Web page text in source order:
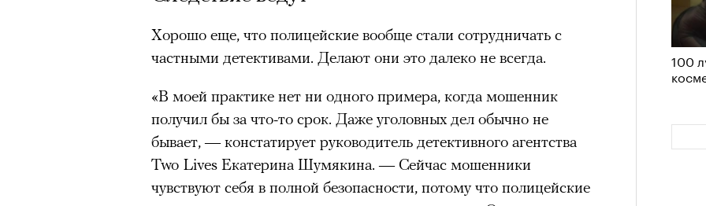
100
Хорошо еще, что полицейские вообще стали сотрудничать с
частными детективами. Делают они это далеко не всегда.
«В моей практике нет ни одного примера, когда мошенник
получил бы за что-то срок. Даже уголовных дел обычно не
бывает, — констатирует руководитель детективного агентства
Two Lives Екатерина Шумякина. — Сейчас мошенники
чувствуют себя в полной безопасности, потому что полицейские
Кира
Нирмал Пурджа после рекордного восхождения на 14 высочайших вершин
мира. Катманду, 2019 год
© NAVESH CHITRAKAR / REUTERS
Статистика последних лет особенно отчетливо показывает
опасность высотного альпинизма и горного туризма. В 2024-м в